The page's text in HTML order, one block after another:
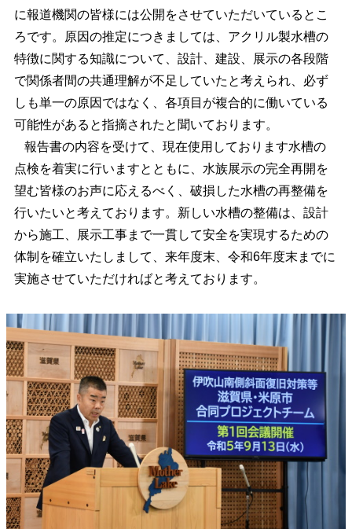
に報道機関の皆様には公開をさせていただいているとこ
ろです。原因の推定につきましては、アクリル製水槽の
特徴に関する知識について、設計、建設、展示の各段階
で関係者間の共通理解が不足していたと考えられ、必ず
しも単一の原因ではなく、各項目が複合的に働いている
可能性があると指摘されたと聞いております。
報告書の内容を受けて、現在使用しております水槽の
点検を着実に行いますとともに、水族展示の完全再開を
望む皆様のお声に応えるべく、破損した水槽の再整備を
行いたいと考えております。新しい水槽の整備は、設計
から施工、展示工事まで一貫して安全を実現するための
体制を確立いたしまして、来年度末、令和6年度末までに
実施させていただければと考えております。